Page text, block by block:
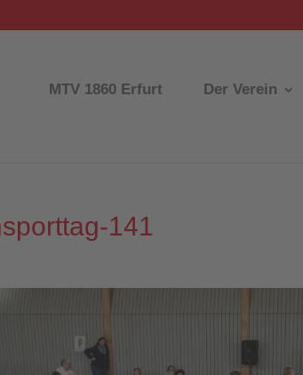
MTV 1860 Erfurt Der Verein
141